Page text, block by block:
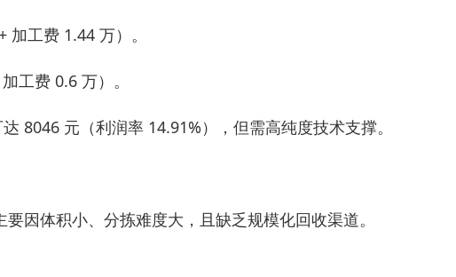
工费 1.44 万）。
工费 0.6 万）。
8046 元（利润率 14.91%），但需高纯度技术支撑。
因体积小、分拣难度大，且缺乏规模化回收渠道。